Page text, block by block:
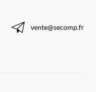
vente@secomp.fr